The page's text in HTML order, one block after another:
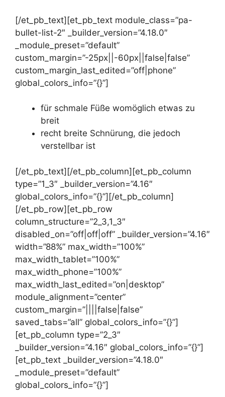
[/et_pb_text][et_pb_text module_class=”pa-
bullet-list-2″ _builder_version=”4.18.0″
_module_preset=”default”
custom_margin=”-25px||-60px||false|false”
custom_margin_last_edited=”off|phone”
global_colors_info=”{}”]
für schmale Füße womöglich etwas zu
breit
recht breite Schnürung, die jedoch
verstellbar ist
[/et_pb_text][/et_pb_column][et_pb_column
type=”1_3″ _builder_version=”4.16″
global_colors_info=”{}”][/et_pb_column]
[/et_pb_row][et_pb_row
column_structure=”2_3,1_3″
disabled_on=”off|off|off” _builder_version=”4.16″
width=”88%” max_width=”100%”
max_width_tablet=”100%”
max_width_phone=”100%”
max_width_last_edited=”on|desktop”
module_alignment=”center”
custom_margin=”||||false|false”
saved_tabs=”all” global_colors_info=”{}”]
[et_pb_column type=”2_3″
_builder_version=”4.16″ global_colors_info=”{}”]
[et_pb_text _builder_version=”4.18.0″
_module_preset=”default”
global_colors_info=”{}”]